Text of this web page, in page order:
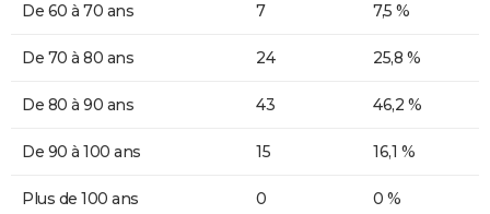
De 60 à 70 ans 7 7,5 %
De 70 à 80 ans 24 25,8 %
De 80 à 90 ans 43 46,2 %
De 90 à 100 ans 15 16,1 %
Plus de 100 ans 0 0 %